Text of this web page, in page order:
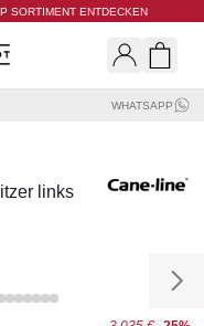
SORTIMENT ENTDECKEN
WHATSAPP
links